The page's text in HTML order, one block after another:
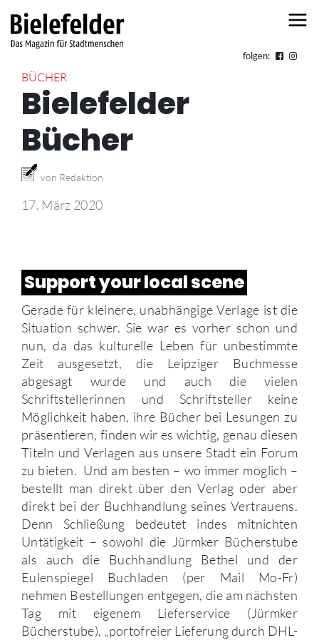
folgen:
BÜCHER
Bielefelder
Bücher
von Redaktion
17. März 2020
Support your local scene
Gerade für kleinere, unabhängige Verlage ist die
Situation schwer. Sie war es vorher schon und
nun, da das kulturelle Leben für unbestimmte
Zeit ausgesetzt, die Leipziger Buchmesse
abgesagt wurde und auch die vielen
Schriftstellerinnen und Schriftsteller keine
Möglichkeit haben, ihre Bücher bei Lesungen zu
präsentieren, finden wir es wichtig, genau diesen
Titeln und Verlagen aus unsere Stadt ein Forum
zu bieten. Und am besten – wo immer möglich –
bestellt man direkt über den Verlag oder aber
direkt bei der Buchhandlung seines Vertrauens.
Denn Schließung bedeutet indes mitnichten
Untätigkeit – sowohl die Jürmker Bücherstube
als auch die Buchhandlung Bethel und der
Eulenspiegel Buchladen (per Mail Mo-Fr)
nehmen Bestellungen entgegen, die am nächsten
Tag mit eigenem Lieferservice (Jürmker
Bücherstube), „portofreier Lieferung durch DHL-